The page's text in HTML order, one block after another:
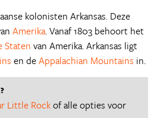
kolonisten Arkansas. Deze
Amerika. Vanaf 1803 behoort het
Staten van Amerika. Arkansas ligt
en deAppalachian Mountains in.
Little Rockof alle opties voor